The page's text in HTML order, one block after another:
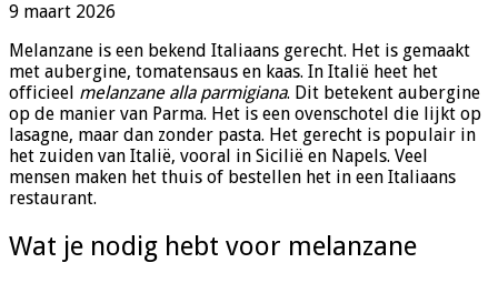
9 maart 2026
Melanzane is een bekend Italiaans gerecht. Het is gemaakt
met aubergine, tomatensaus en kaas. In Italië heet het
officieel melanzane alla parmigiana. Dit betekent aubergine
op de manier van Parma. Het is een ovenschotel die lijkt op
lasagne, maar dan zonder pasta. Het gerecht is populair in
het zuiden van Italië, vooral in Sicilië en Napels. Veel
mensen maken het thuis of bestellen het in een Italiaans
restaurant.
Wat je nodig hebt voor melanzane